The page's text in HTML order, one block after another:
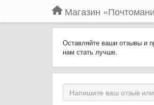
Магазин
Оставляйте ваши отзывы и
нам стать лучше.